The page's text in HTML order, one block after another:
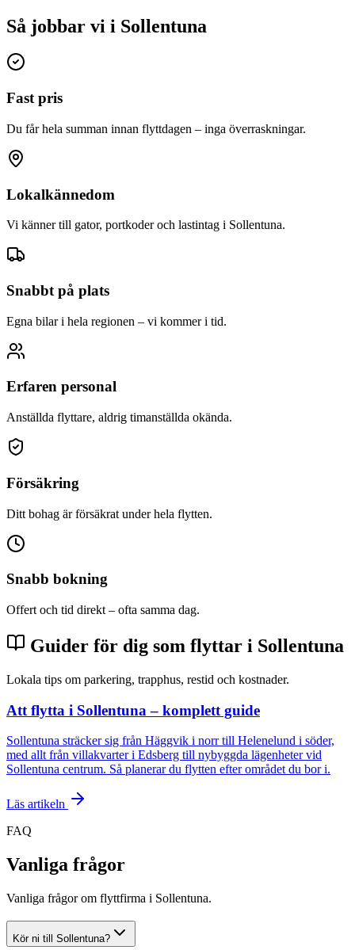
Så jobbar vi i Sollentuna
Fast pris
Du får hela summan innan flyttdagen – inga överraskningar.
Lokalkännedom
Vi känner till gator, portkoder och lastintag i Sollentuna.
Snabbt på plats
Egna bilar i hela regionen – vi kommer i tid.
Erfaren personal
Anställda flyttare, aldrig timanställda okända.
Försäkring
Ditt bohag är försäkrat under hela flytten.
Snabb bokning
Offert och tid direkt – ofta samma dag.
Guider för dig som flyttar i Sollentuna
Lokala tips om parkering, trapphus, restid och kostnader.
Att flytta i Sollentuna – komplett guide
Sollentuna sträcker sig från Häggvik i norr till Helenelund i söder,
med allt från villakvarter i Edsberg till nybyggda lägenheter vid
Sollentuna centrum. Så planerar du flytten efter området du bor i.
Läs artikeln
FAQ
Vanliga frågor
Vanliga frågor om flyttfirma i Sollentuna.
Kör ni till Sollentuna?